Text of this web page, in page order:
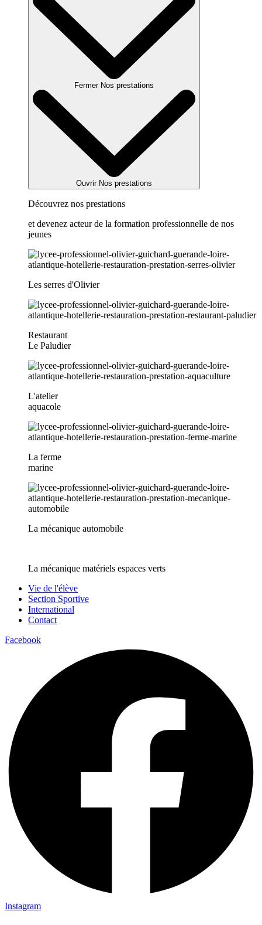
Fermer Nos prestations
Ouvrir Nos prestations
Découvrez nos prestations
et devenez acteur de la formation professionnelle de nos
jeunes
Les serres d'Olivier
Restaurant
Le Paludier
L'atelier
aquacole
La ferme
marine
La mécanique automobile
La mécanique matériels espaces verts
Vie de l'élève
Section Sportive
International
Contact
Facebook
Instagram